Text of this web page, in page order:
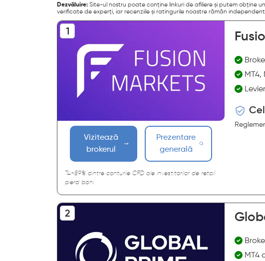
Dezvăluire: Site-ul nostru poate conține linkuri de afiliere și putem obține
verificate de experți, iar recenziile și ratingurile noastre rămân
Vizitează
brokerul
Prezentare
generală
74-89% dintre conturile CFD ale investitorilor de retail
pierd bani
MT4,
MT4